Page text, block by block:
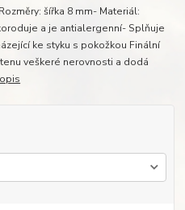
šířka 8 mm- Materiál:
a je antialergenní- Splňuje
ke styku s pokožkou Finální
veškeré nerovnosti a dodá